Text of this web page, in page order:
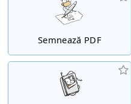
Semnează PDF